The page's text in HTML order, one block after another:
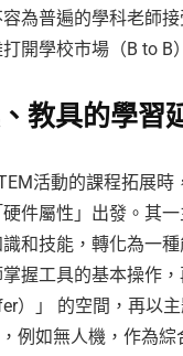
為普遍的學科老師
開學校市場（B to B
教具的學習
活動的課程拓展時
件屬性」出發。其
和技能，轉化為一
握工具的基本操作
）」 的空間，再以
例如無人機，作為